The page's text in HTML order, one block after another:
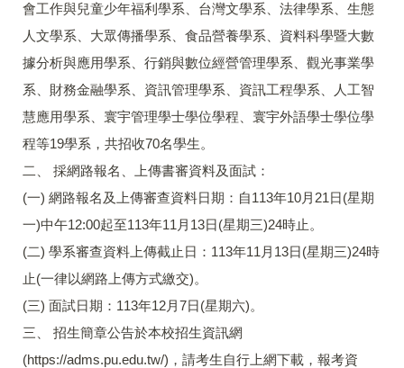
會工作與兒童少年福利學系、台灣文學系、法律學系、生態
人文學系、大眾傳播學系、食品營養學系、資料科學暨大數
據分析與應用學系、行銷與數位經營管理學系、觀光事業學
系、財務金融學系、資訊管理學系、資訊工程學系、人工智
慧應用學系、寰宇管理學士學位學程、寰宇外語學士學位學
程等19學系，共招收70名學生。
二、 採網路報名、上傳書審資料及面試：
(一) 網路報名及上傳審查資料日期：自113年10月21日(星期
一)中午12:00起至113年11月13日(星期三)24時止。
(二) 學系審查資料上傳截止日：113年11月13日(星期三)24時
止(一律以網路上傳方式繳交)。
(三) 面試日期：113年12月7日(星期六)。
三、 招生簡章公告於本校招生資訊網
(https://adms.pu.edu.tw/)，請考生自行上網下載，報考資